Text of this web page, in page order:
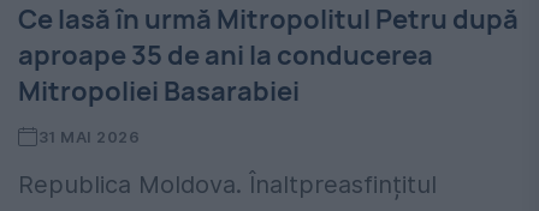
Ce lasă în urmă Mitropolitul Petru după
aproape 35 de ani la conducerea
Mitropoliei Basarabiei
31 MAI 2026
Republica Moldova. Înaltpreasfințitul